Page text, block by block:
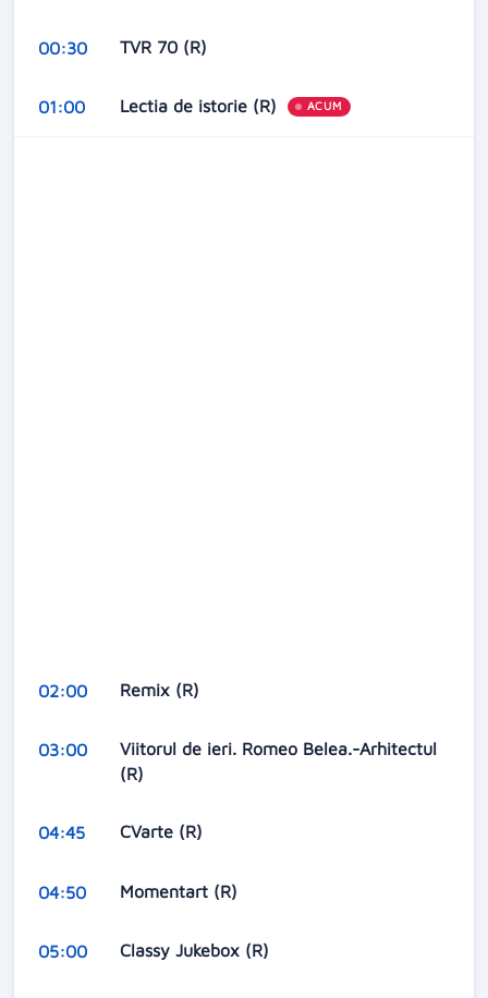
00:30 TVR 70 (R)
01:00 Lectia de istorie (R) ACUM
02:00 Remix (R)
03:00
Viitorul de ieri. Romeo Belea.-Arhitectul
(R)
04:45 CVarte (R)
04:50 Momentart (R)
05:00 Classy Jukebox (R)